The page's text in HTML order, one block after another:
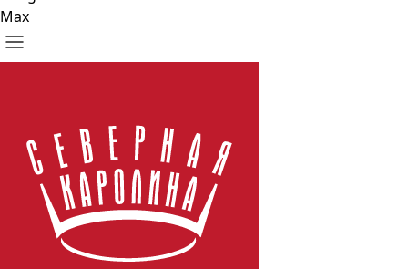
Max